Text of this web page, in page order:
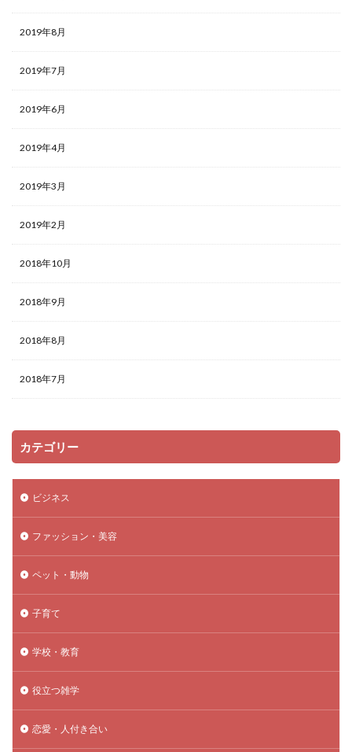
2019年8月
2019年7月
2019年6月
2019年4月
2019年3月
2019年2月
2018年10月
2018年9月
2018年8月
2018年7月
カテゴリー
ビジネス
ファッション・美容
ペット・動物
子育て
学校・教育
役立つ雑学
恋愛・人付き合い